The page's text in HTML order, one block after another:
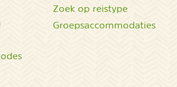
Zoek op reistype
Groepsaccommodaties